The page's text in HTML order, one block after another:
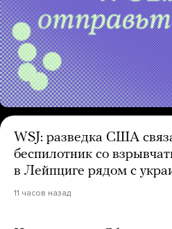
WSJ: разведка США
беспилотник со
в Лейпциге рядом с
11 часов назад